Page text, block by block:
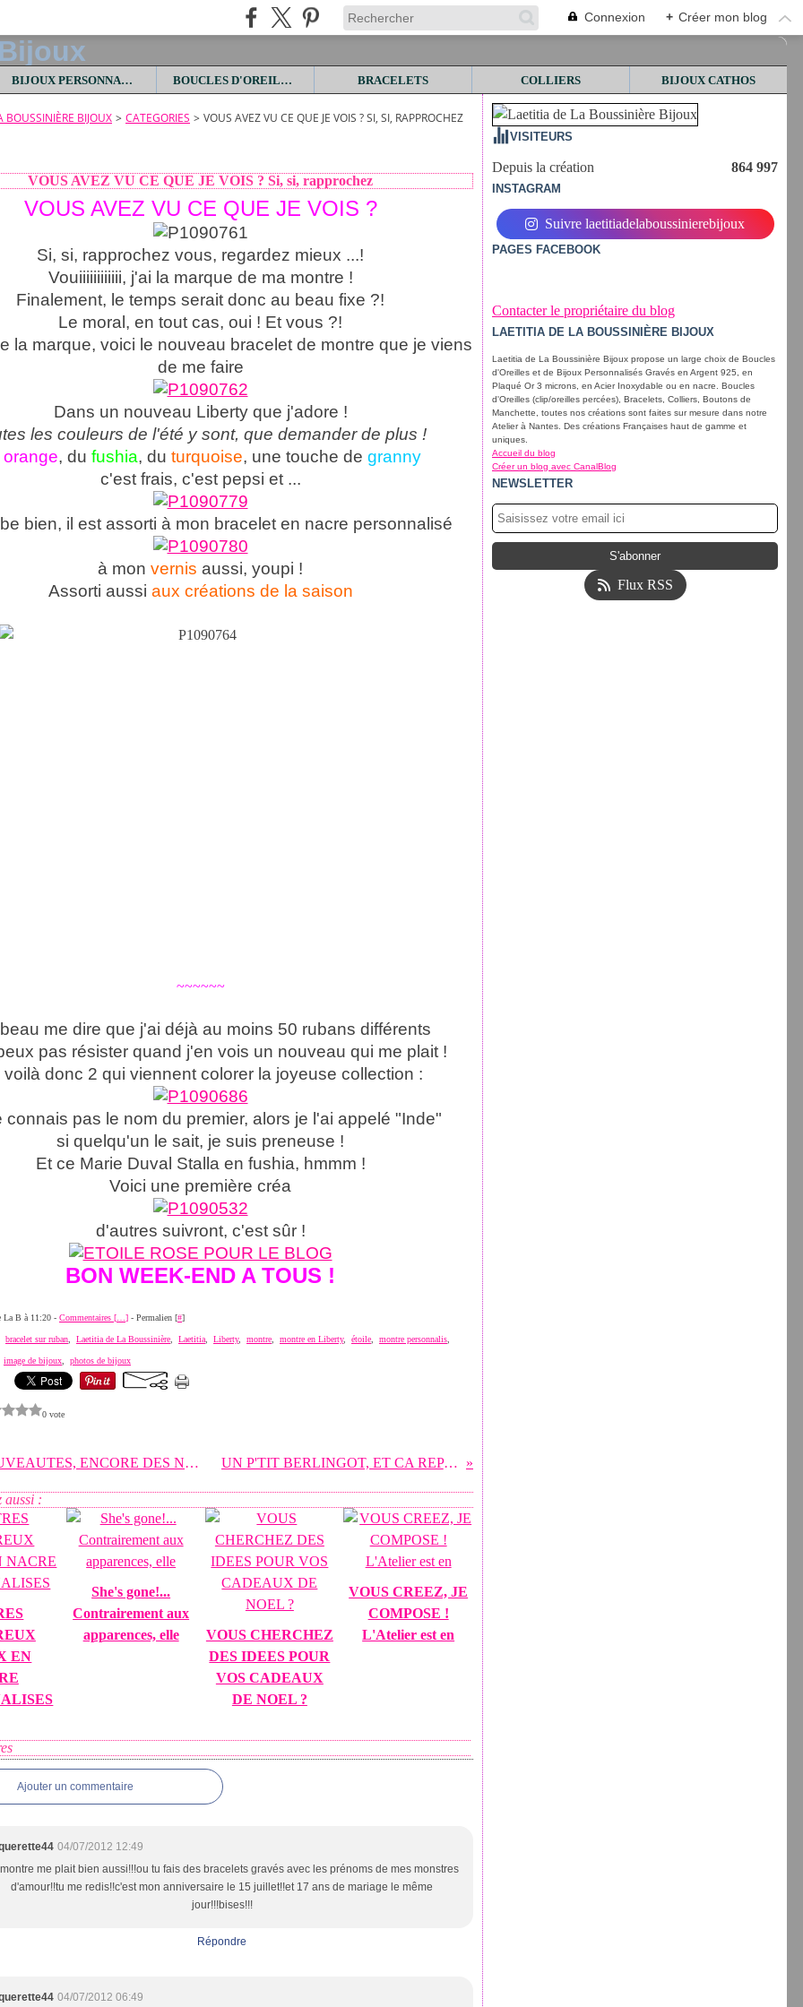
Connexion + Créer mon blog
BIJOUX PERSONNALISES BOUCLES D'OREILLES BRACELETS COLLIERS BIJOUX CATHOS
BOUSSINIÈRE BIJOUX > CATEGORIES > VOUS AVEZ VU CE QUE JE VOIS ? SI, SI, RAPPROCHEZ
VOUS AVEZ VU CE QUE JE VOIS ? Si, si, rapprochez
VOUS AVEZ VU CE QUE JE VOIS ?
Si, si, rapprochez vous, regardez mieux ...!
Vouiiiiiiiiiiii, j'ai la marque de ma montre !
Finalement, le temps serait donc au beau fixe ?!
Le moral, en tout cas, oui ! Et vous ?!
la marque, voici le nouveau bracelet de montre que je viens
de me faire
Dans un nouveau Liberty que j'adore !
les couleurs de l'été y sont, que demander de plus !
orange, du fushia, du turquoise, une touche de granny
c'est frais, c'est pepsi et ...
bien, il est assorti à mon bracelet en nacre personnalisé
à mon vernis aussi, youpi !
Assorti aussi aux créations de la saison
~~~~~~
me dire que j'ai déjà au moins 50 rubans différents
pas résister quand j'en vois un nouveau qui me plait !
voilà donc 2 qui viennent colorer la joyeuse collection :
connais pas le nom du premier, alors je l'ai appelé "Inde"
si quelqu'un le sait, je suis preneuse !
Et ce Marie Duval Stalla en fushia, hmmm !
Voici une première créa
d'autres suivront, c'est sûr !
BON WEEK-END A TOUS !
La B à 11:20 - Commentaires [ ] - Permalien [#]
bracelet sur ruban Laetitia de La Boussinière Laetitia Liberty, montre montre en Liberty, étoile montre personnalis
image de bijoux photos de bijoux
0 vote
DES NOUVEAUTES, ENCORE DES NOUVEAUTES ! Et oui, UN P'TIT BERLINGOT, ET CA REPART ! ****** Après
aussi :
EN
She's gone!...
Contrairement aux
apparences, elle
VOUS CHERCHEZ
DES IDEES POUR
VOS CADEAUX
DE NOEL ?
VOUS CREEZ, JE
COMPOSE !
L'Atelier est en
Ajouter un commentaire
04/07/2012 12:49
me plait bien aussi!!!ou tu fais des bracelets gravés avec les prénoms de mes monstres
d'amour!!tu me redis!!c'est mon anniversaire le 15 juillet!!et 17 ans de mariage le même
jour!!!bises!!!
Répondre
04/07/2012 06:49
VISITEURS
Depuis la création 864 997
INSTAGRAM
Suivre laetitiadelaboussinierebijoux
PAGES FACEBOOK
Contacter le propriétaire du blog
LAETITIA DE LA BOUSSINIÈRE BIJOUX
Laetitia de La Boussinière Bijoux propose un large choix de Boucles
d'Oreilles et de Bijoux Personnalisés Gravés en Argent 925, en
Plaqué Or 3 microns, en Acier Inoxydable ou en nacre. Boucles
d'Oreilles (clip/oreilles percées), Bracelets, Colliers, Boutons de
Manchette, toutes nos créations sont faites sur mesure dans notre
Atelier à Nantes. Des créations Françaises haut de gamme et
uniques.
Accueil du blog
Créer un blog avec CanalBlog
NEWSLETTER
Flux RSS